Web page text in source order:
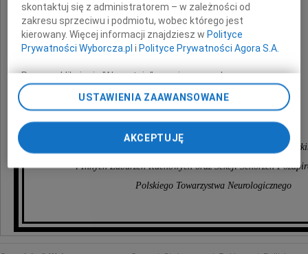
z powodu śmierci
Mamy
Zarząd Główny Polskiego Towarzystwa Choroby
i Innych Zaburzeń Ruchowych oraz Sekcji Schorzeń
Polskiego Towarzystwa Neurologicznego
skontaktuj się z administratorem – w zależności od
zakresu sprzeciwu i podmiotu, wobec którego jest
kierowany. Więcej informacji znajdziesz w Polityce
Prywatności Wyborcza.pl i Polityce Prywatności Agora S.A.
Poprzez kliknięcie "Akceptuję" wyrażasz zgodę na
zainstalowanie i przechowywanie plików typu cookie
Wyborczej sp. z o. o. jej Zaufanych Partnerów i Agora S.A.
chwili zmienić swoje preferencje dot. plików cookie,
ponownie wywołując narzędzie do zarządzania Twoimi
odnośnik „Ustawienia prywatności” w stopce serwisu i
przechodząc do sekcji „Ustawienia zaawansowane”.
USTAWIENIA ZAAWANSOWANE
AKCEPTUJĘ